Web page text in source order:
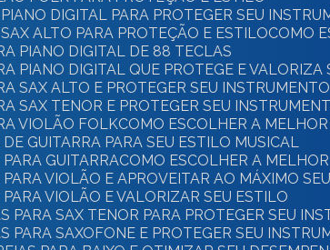
DIGITAL PARA PROTEGER SEU
ALTO PARA PROTEÇÃO E ESTILO
COMO
PIANO DIGITAL DE 88 TECLAS
PIANO DIGITAL QUE PROTEGE E
SAX ALTO E PROTEGER SEU INSTRUMENTO
SAX TENOR E PROTEGER SEU
VIOLÃO FOLK
COMO ESCOLHER A
GUITARRA PARA SEU ESTILO MUSICAL
GUITARRA
COMO ESCOLHER A
PARA VIOLÃO E APROVEITAR AO MÁXIMO
VIOLÃO E VALORIZAR SEU ESTILO
PARA SAX TENOR PARA PROTEGER SEU
PARA SAXOFONE E PROTEGER SEU